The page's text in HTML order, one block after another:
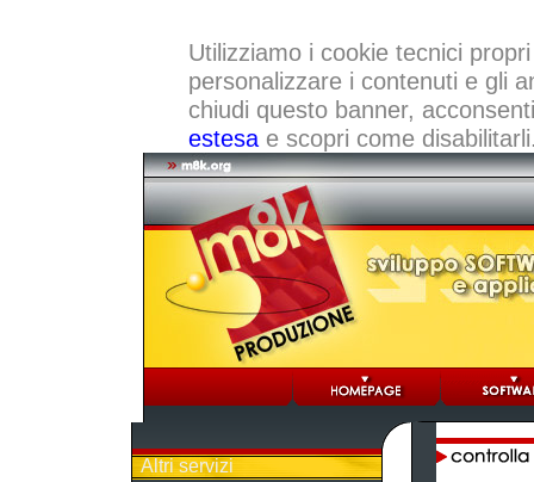
Utilizziamo i cookie tecnici
personalizzare i contenuti e gli
chiudi questo banner,
estesae scopri come
Altri servizi